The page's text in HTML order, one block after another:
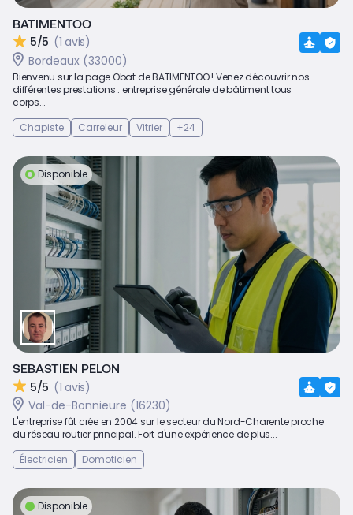
BATIMENTOO
5/5 (1 avis)
Bordeaux (33000)
Bienvenu sur la page Obat de BATIMENTOO ! Venez découvrir nos
différentes prestations : entreprise générale de bâtiment tous
corps...
Chapiste
Carreleur Vitrier +24
Disponible
SEBASTIEN PELON
5/5 (1 avis)
Val-de-Bonnieure (16230)
L'entreprise fût crée en 2004 sur le secteur du Nord-Charente proche
du réseau routier principal. Fort d'une expérience de plus...
Électricien
Domoticien
Disponible